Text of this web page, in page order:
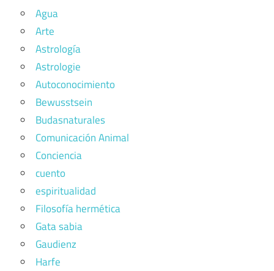
Agua
Arte
Astrología
Astrologie
Autoconocimiento
Bewusstsein
Budasnaturales
Comunicación Animal
Conciencia
cuento
espiritualidad
Filosofía hermética
Gata sabia
Gaudienz
Harfe